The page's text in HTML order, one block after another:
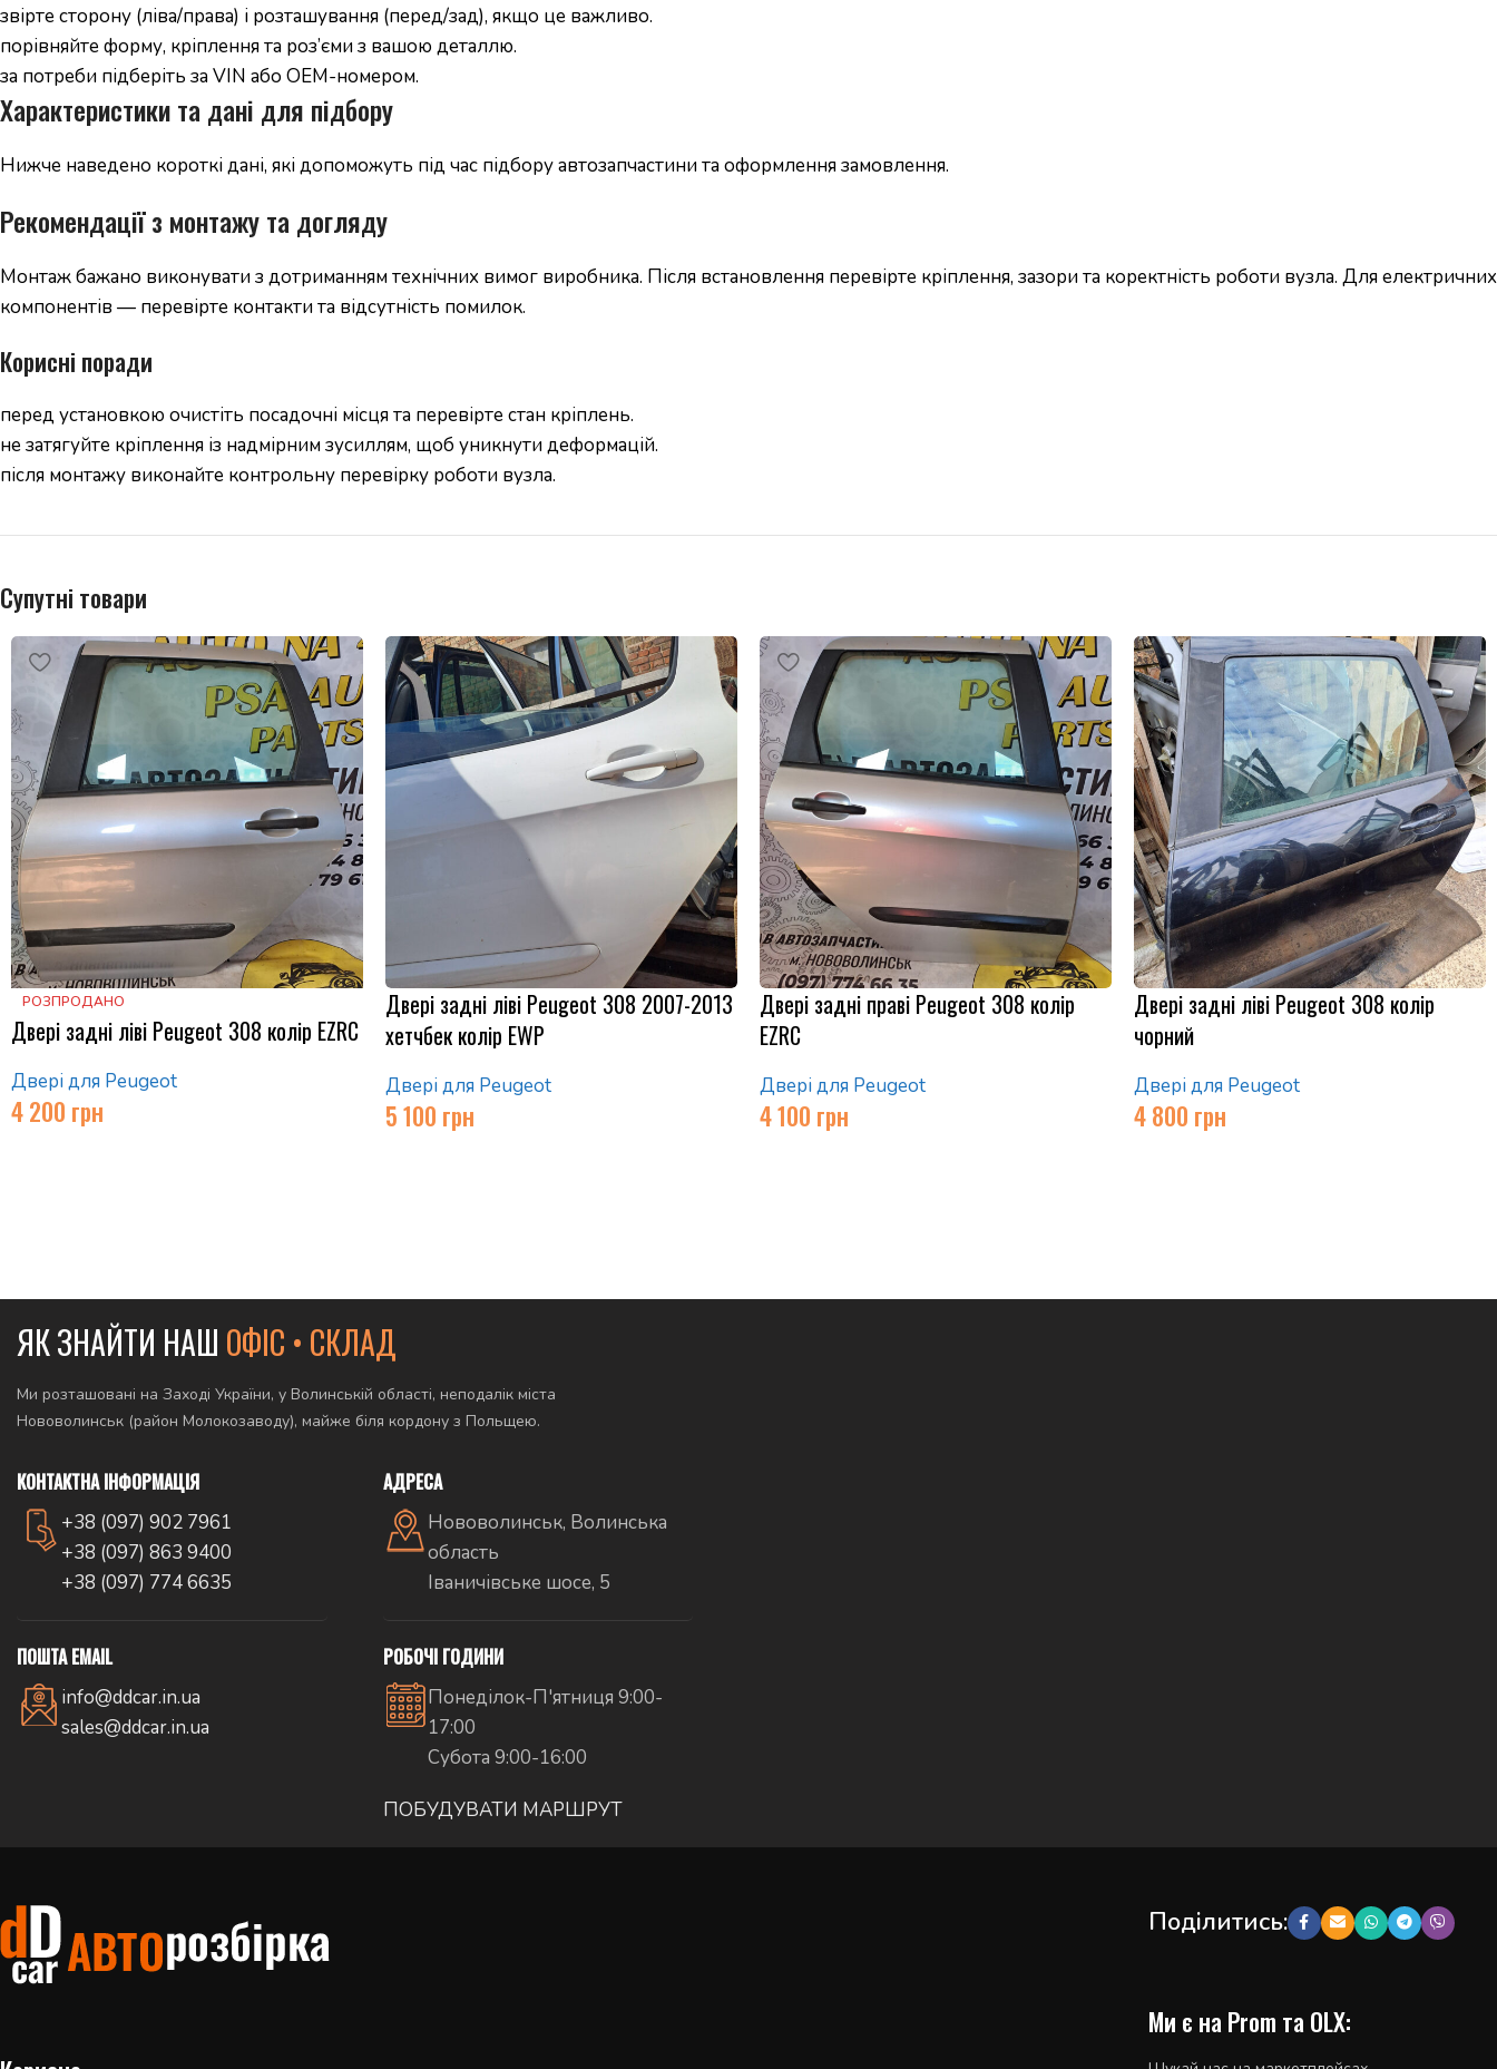
звірте сторону (ліва/права) і розташування (перед/зад), якщо це важливо.
порівняйте форму, кріплення та роз’єми з вашою деталлю.
за потреби підберіть за VIN або OEM-номером.
Характеристики та дані для підбору
Нижче наведено короткі дані, які допоможуть під час підбору автозапчастини та оформлення замовлення.
Рекомендації з монтажу та догляду
Монтаж бажано виконувати з дотриманням технічних вимог виробника. Після встановлення перевірте кріплення, зазори та коректність роботи вузла. Для електричних
компонентів — перевірте контакти та відсутність помилок.
Корисні поради
перед установкою очистіть посадочні місця та перевірте стан кріплень.
не затягуйте кріплення із надмірним зусиллям, щоб уникнути деформацій.
після монтажу виконайте контрольну перевірку роботи вузла.
Супутні товари
РОЗПРОДАНО
Двері задні ліві Peugeot 308 колір EZRC
Двері для Peugeot
4 200 грн
Двері задні ліві Peugeot 308 2007-2013
хетчбек колір EWP
Двері для Peugeot
5 100 грн
Двері задні праві Peugeot 308 колір
EZRC
Двері для Peugeot
4 100 грн
Двері задні ліві Peugeot 308 колір
чорний
Двері для Peugeot
4 800 грн
ЯК ЗНАЙТИ НАШ ОФІС • СКЛАД
Ми розташовані на Заході України, у Волинській області, неподалік міста
Нововолинськ (район Молокозаводу), майже біля кордону з Польщею.
КОНТАКТНА ІНФОРМАЦІЯ
+38 (097) 902 7961
+38 (097) 863 9400
+38 (097) 774 6635
ПОШТА EMAIL
info@ddcar.in.ua
sales@ddcar.in.ua
АДРЕСА
Нововолинськ, Волинська
область
Іваничівське шосе, 5
РОБОЧІ ГОДИНИ
Понеділок-П'ятниця 9:00-
17:00
Субота 9:00-16:00
ПОБУДУВАТИ МАРШРУТ
Поділитись:
Ми є на Prom та OLX: